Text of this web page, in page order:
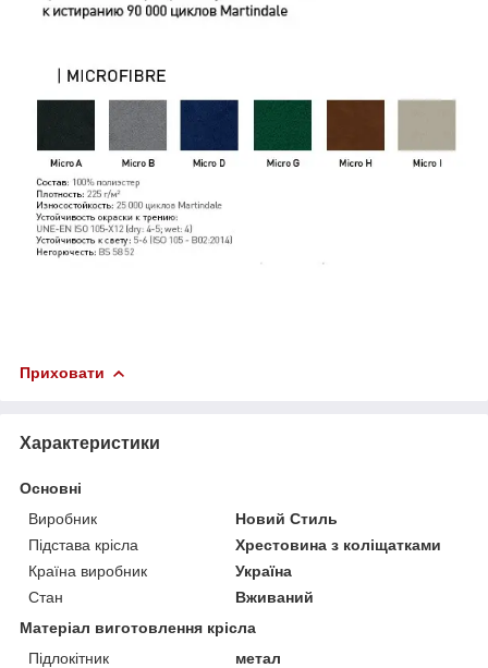
Приховати
Характеристики
Основні
Виробник
Новий Стиль
Підстава крісла
Хрестовина з коліщатками
Країна виробник
Україна
Стан
Вживаний
Матеріал виготовлення крісла
Підлокітник
метал